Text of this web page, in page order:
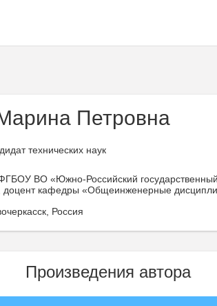
Петровна
технических наук
ВО «Южно-Российский
, доцент кафедры «Общеинженерные
Россия
Произведения автора